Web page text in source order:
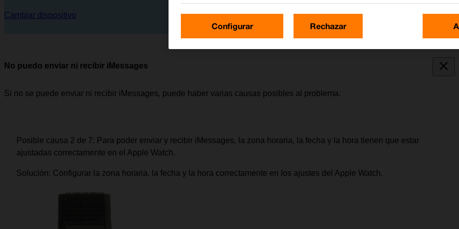
Cambiar dispositivo
No puedo enviar ni recibir iMessages
Si no se puede enviar ni recibir iMessages, puede haber varias causas posibles al problema.
Posible causa 2 de 7: Para poder enviar y recibir iMessages, la zona horaria, la fecha y la hora tienen que estar
ajustadas correctamente en el Apple Watch.
Solución: Configurar la zona horaria, la fecha y la hora correctamente en los ajustes del Apple Watch.
Configurar Rechazar